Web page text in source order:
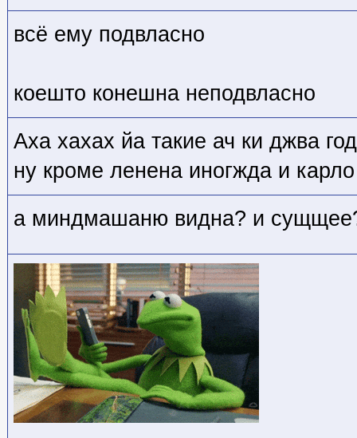
всё ему подвласно
коешто конешна неподвласно
Аха хахах йа такие ач ки джва
ну кроме ленена иногжда и
а миндмашаню видна? и